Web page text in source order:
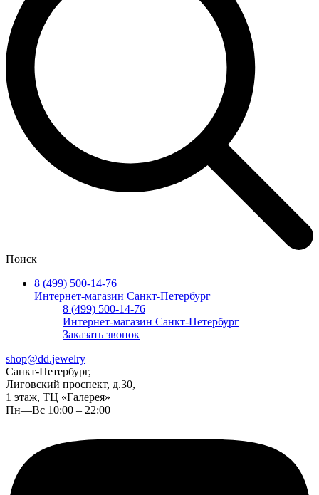
Поиск
8 (499) 500-14-76
Интернет-магазин Санкт-Петербург
8 (499) 500-14-76
Интернет-магазин Санкт-Петербург
Заказать звонок
shop@dd.jewelry
Санкт-Петербург,
Лиговский проспект, д.30,
1 этаж, ТЦ «Галерея»
Пн—Вс 10:00 – 22:00